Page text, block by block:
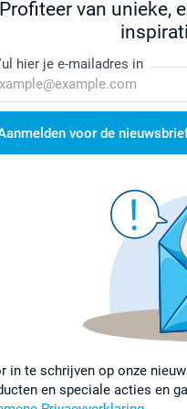
Profiteer van unieke,
hier je e-mailadres in
voor de
in te schrijven op onze
en speciale acties en